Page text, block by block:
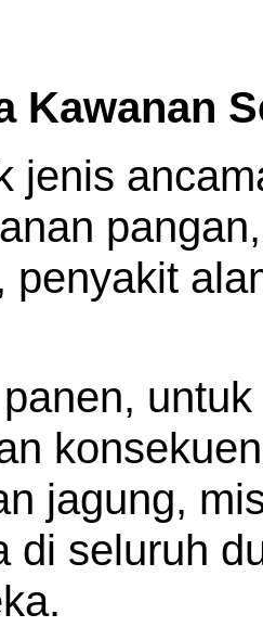
Kawanan
jenis
penyakit
jagung,
di seluruh